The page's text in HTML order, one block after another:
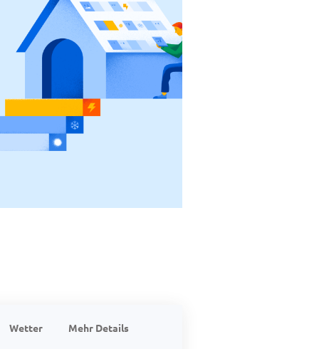
Wetter Mehr Details